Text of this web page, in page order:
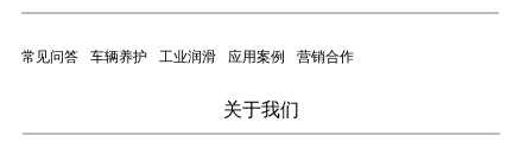
常见问答 车辆养护 工业润滑 应用案例 营销合作
关于我们